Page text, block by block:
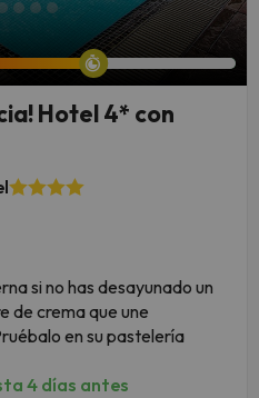
Hotel 4* con
si no has desayunado un
de crema que une
en su pastelería
4 días antes